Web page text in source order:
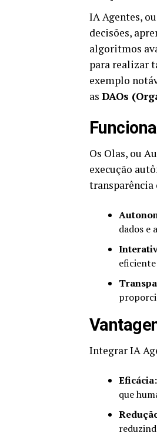
IA Agentes, ou
decisões,
algoritmos
para realizar
exemplo
as DAOs
Os Olas, ou
execução
transparência
dados e
Integrar IA
Eficácia:
que